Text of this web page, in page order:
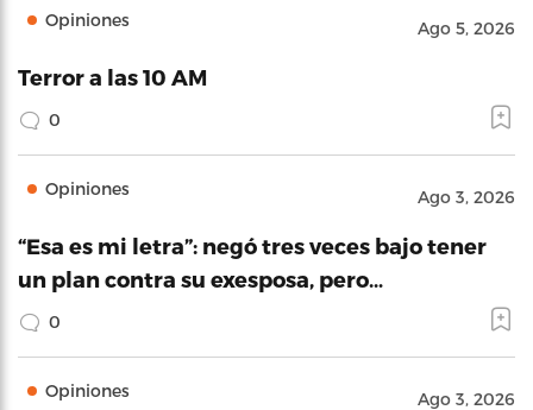
Opiniones Ago 5, 2026
Terror a las 10 AM
0
Opiniones Ago 3, 2026
“Esa es mi letra”: negó tres veces bajo tener
un plan contra su exesposa, pero…
0
Opiniones Ago 3, 2026